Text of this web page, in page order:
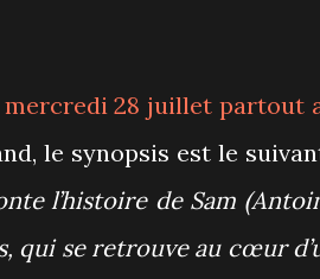
mercredi 28 juillet partout
le synopsis est le
l’histoire de Sam
qui se retrouve au cœur